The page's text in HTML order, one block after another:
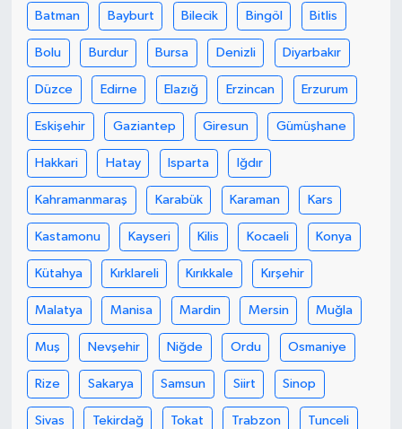
Batman Bayburt Bilecik Bingöl Bitlis
Bolu Burdur Bursa Denizli Diyarbakır
Düzce Edirne Elazığ Erzincan Erzurum
Eskişehir Gaziantep Giresun Gümüşhane
Hakkari Hatay Isparta Iğdır
Kahramanmaraş Karabük Karaman Kars
Kastamonu Kayseri Kilis Kocaeli Konya
Kütahya Kırklareli Kırıkkale Kırşehir
Malatya Manisa Mardin Mersin Muğla
Muş Nevşehir Niğde Ordu Osmaniye
Rize Sakarya Samsun Siirt Sinop
Sivas Tekirdağ Tokat Trabzon Tunceli